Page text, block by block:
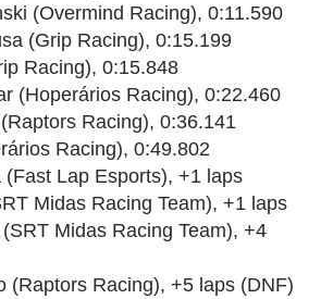
(Overmind Racing), 0:11.590
(Grip Racing), 0:15.199
Racing), 0:15.848
(Hoperários Racing), 0:22.460
Racing), 0:36.141
Racing), 0:49.802
(Fast Lap Esports), +1 laps
Midas Racing Team), +1 laps
Midas Racing Team), +4
(Raptors Racing), +5 laps (DNF)